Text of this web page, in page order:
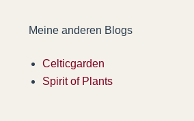
Meine anderen Blogs
Celticgarden
Spirit of Plants